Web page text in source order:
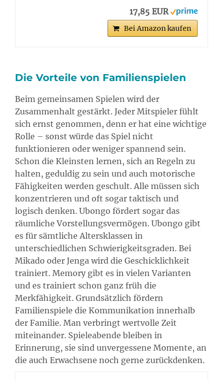
17,85 EUR
Bei Amazon kaufen
Die Vorteile von Familienspielen
Beim gemeinsamen Spielen wird der
Zusammenhalt gestärkt. Jeder Mitspieler fühlt
sich ernst genommen, denn er hat eine wichtige
Rolle – sonst würde das Spiel nicht
funktionieren oder weniger spannend sein.
Schon die Kleinsten lernen, sich an Regeln zu
halten, geduldig zu sein und auch motorische
Fähigkeiten werden geschult. Alle müssen sich
konzentrieren und oft sogar taktisch und
logisch denken. Ubongo fördert sogar das
räumliche Vorstellungsvermögen. Ubongo gibt
es für sämtliche Altersklassen in
unterschiedlichen Schwierigkeitsgraden. Bei
Mikado oder Jenga wird die Geschicklichkeit
trainiert. Memory gibt es in vielen Varianten
und es trainiert schon ganz früh die
Merkfähigkeit. Grundsätzlich fördern
Familienspiele die Kommunikation innerhalb
der Familie. Man verbringt wertvolle Zeit
miteinander. Spieleabende bleiben in
Erinnerung, sie sind unvergessene Momente, an
die auch Erwachsene noch gerne zurückdenken.